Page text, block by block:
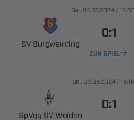
., / 
 

ZUM SPIEL
., / 
  
